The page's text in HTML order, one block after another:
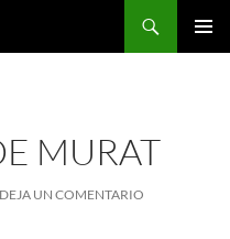
MURAT
DEJA UN COMENTARIO